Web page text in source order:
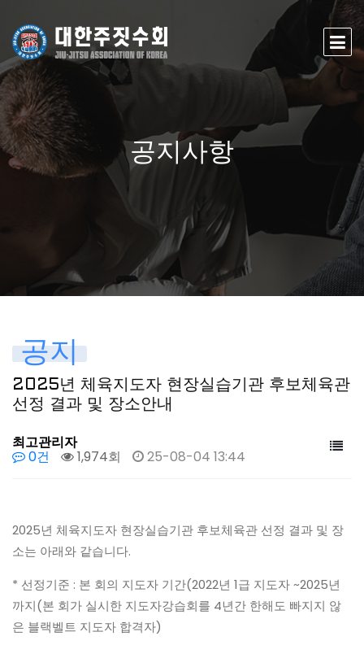
공지사항
공지
2025년 체육지도자 현장실습기관 후보체육관
선정 결과 및 장소안내
최고관리자
0건 1,974회 25-08-04 13:44
2025년 체육지도자 현장실습기관 후보체육관 선정 결과 및 장
소는 아래와 같습니다.
* 선정기준 : 본 회의 지도자 기간(2022년 1급 지도자 ~2025년
까지(본 회가 실시한 지도자강습회를 4년간 한해도 빠지지 않
은 블랙벨트 지도자 합격자)